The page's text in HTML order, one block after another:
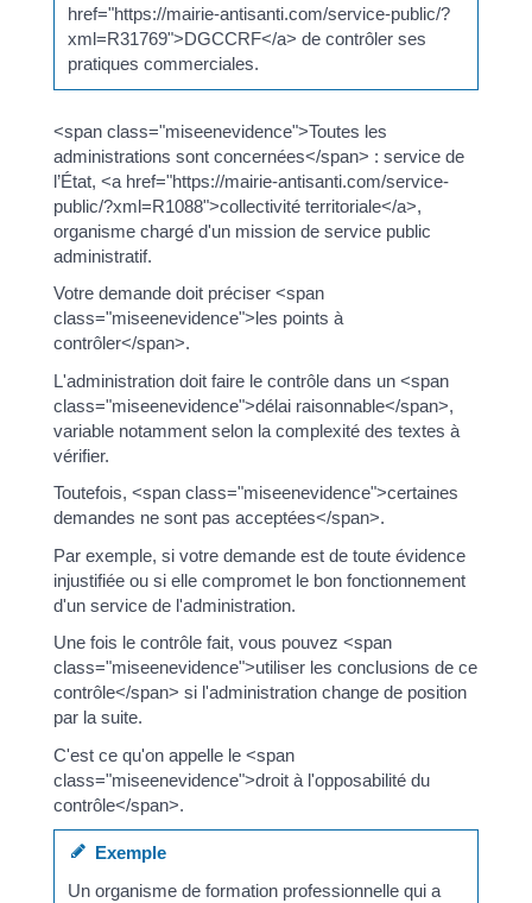
href="https://mairie-antisanti.com/service-public/?
xml=R31769">DGCCRF</a> de contrôler ses
pratiques commerciales.
<span class="miseenevidence">Toutes les
administrations sont concernées</span> : service de
l’État, <a href="https://mairie-antisanti.com/service-
public/?xml=R1088">collectivité territoriale</a>,
organisme chargé d'un mission de service public
administratif.
Votre demande doit préciser <span
class="miseenevidence">les points à
contrôler</span>.
L'administration doit faire le contrôle dans un <span
class="miseenevidence">délai raisonnable</span>,
variable notamment selon la complexité des textes à
vérifier.
Toutefois, <span class="miseenevidence">certaines
demandes ne sont pas acceptées</span>.
Par exemple, si votre demande est de toute évidence
injustifiée ou si elle compromet le bon fonctionnement
d'un service de l'administration.
Une fois le contrôle fait, vous pouvez <span
class="miseenevidence">utiliser les conclusions de ce
contrôle</span> si l'administration change de position
par la suite.
C'est ce qu'on appelle le <span
class="miseenevidence">droit à l'opposabilité du
contrôle</span>.
Exemple
Un organisme de formation professionnelle qui a